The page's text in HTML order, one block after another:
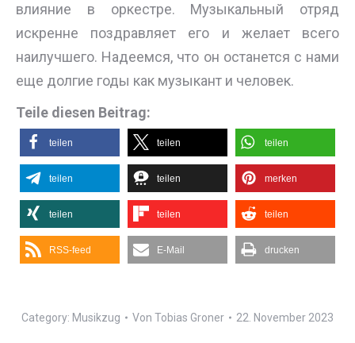
влияние в оркестре. Музыкальный отряд
искренне поздравляет его и желает всего
наилучшего. Надеемся, что он останется с нами
еще долгие годы как музыкант и человек.
Teile diesen Beitrag:
teilen teilen teilen
teilen teilen merken
teilen teilen teilen
RSS-feed E-Mail drucken
Category: Musikzug Von Tobias Groner 22. November 2023